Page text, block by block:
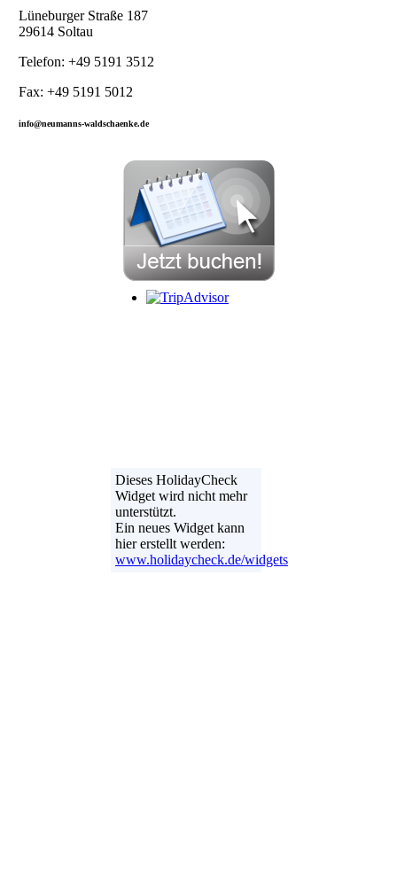
Lüneburger Straße 187
29614 Soltau
Telefon: +49 5191 3512
Fax: +49 5191 5012
info@neumanns-waldschaenke.de